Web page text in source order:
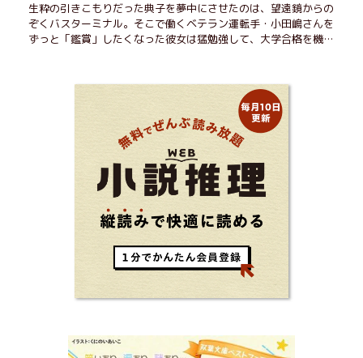
生粋の引きこもりだった典子を夢中にさせたのは、望遠鏡からの
ぞくバスターミナル。そこで働くベテラン運転手・小田嶋さんを
ずっと「鑑賞」したくなった彼女は猛勉強して、大学合格を機に
る！ 地元が恋しくなったとき、どこか遠くへ逃げたいときは読
んで下さい。孤独を愛する人のお守りになる、くすっと、うるっ